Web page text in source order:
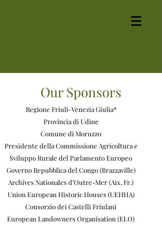
Our Sponsors
Regione Friuli-Venezia Giulia*
Provincia di Udine
Comune di Moruzzo
Presidente della Commissione Agricoltura e
Sviluppo Rurale del Parlamento Europeo
Governo Repubblica del Congo (Brazzaville)
Archives Nationales d’Outre-Mer (Aix, Fr.)
Union European Historic Houses (UEHHA)
Consorzio dei Castelli Friulani
European Landowners Organisation (ELO)